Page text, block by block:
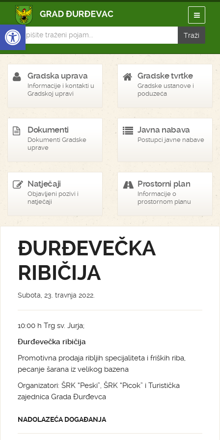
Open toolbar
Gradska uprava
Informacije i kontakti u
Gradskoj upravi
Gradske tvrtke
Gradske ustanove i
poduzeća
Dokumenti
Dokumenti Gradske
uprave
Javna nabava
Postupci javne nabave
Natječaji
Objavljeni pozivi i
natječaji
Prostorni plan
Informacije o
prostornom planu
ĐURĐEVEČKA
RIBIČIJA
Subota, 23. travnja 2022.
10:00 h Trg sv. Jurja;
Đurđevečka ribičija
Promotivna prodaja ribljih specijaliteta i friških riba,
pecanje šarana iz velikog bazena
Organizatori: ŠRK “Peski”, ŠRK “Picok” i Turistička
zajednica Grada Đurđevca
NADOLAZEĆA DOGAĐANJA